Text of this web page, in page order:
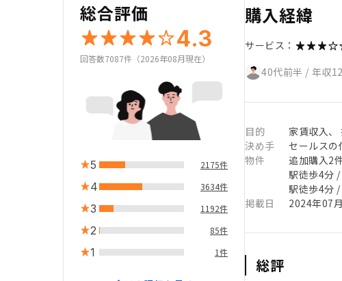
総合評価
4.3
回答数7087件（2026年08月現在）
5 2175件
4 3634件
3 1192件
2 85件
1 1件
購入経緯
サービス：
40代前半 / 年収
目的
家賃収入、
決め手
セールスの
物件
追加購入2
駅徒歩4分
駅徒歩4分
掲載日
2024年07
総評